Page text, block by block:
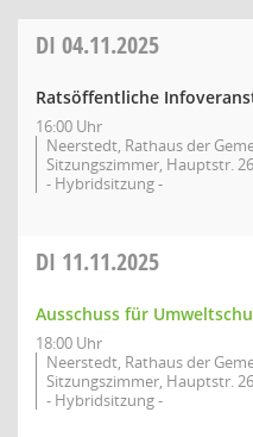
DI 04.11.2025
Ratsöffentliche
16:00 Uhr
Neerstedt, Rathaus der
Sitzungszimmer, Hauptstr.
- Hybridsitzung -
DI 11.11.2025
Ausschuss für
18:00 Uhr
Neerstedt, Rathaus der
Sitzungszimmer, Hauptstr.
- Hybridsitzung -